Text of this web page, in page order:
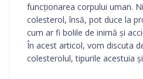
funcționarea corpului uman.
colesterol, însă, pot duce la
cum ar fi bolile de inimă și
În acest articol, vom discuta
colesterolul, tipurile acestuia